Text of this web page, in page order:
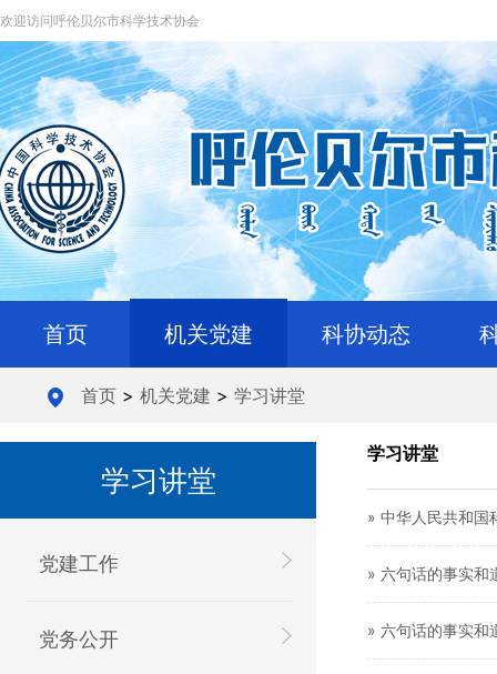
欢迎访问呼伦贝尔市科学技术协会
首页 机关党建 科协动态
首页> 机关党建 > 学习讲堂
学习讲堂
党建工作
党务公开
学习讲堂
» 中华人民共和国
» 六句话的事实和
» 六句话的事实和